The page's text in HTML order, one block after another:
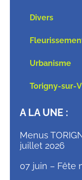
Divers
Urbanisme
Torigny-sur-
A LA UNE :
Menus
juillet 2026
07 juin – Fête